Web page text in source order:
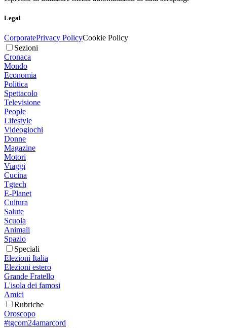
Legal
CorporatePrivacy PolicyCookie Policy
Sezioni
Cronaca
Mondo
Economia
Politica
Spettacolo
Televisione
People
Lifestyle
Videogiochi
Donne
Magazine
Motori
Viaggi
Cucina
Tgtech
E-Planet
Cultura
Salute
Scuola
Animali
Spazio
Speciali
Elezioni Italia
Elezioni estero
Grande Fratello
L'isola dei famosi
Amici
Rubriche
Oroscopo
#tgcom24amarcord